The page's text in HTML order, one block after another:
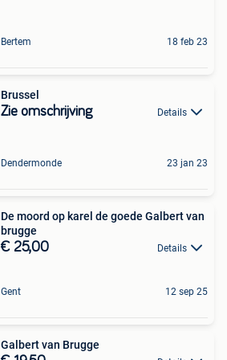
Bertem 18 feb 23
Brussel
Zie omschrijving Details
Dendermonde 23 jan 23
De moord op karel de goede Galbert van
brugge
€ 25,00 Details
Gent 12 sep 25
Galbert van Brugge